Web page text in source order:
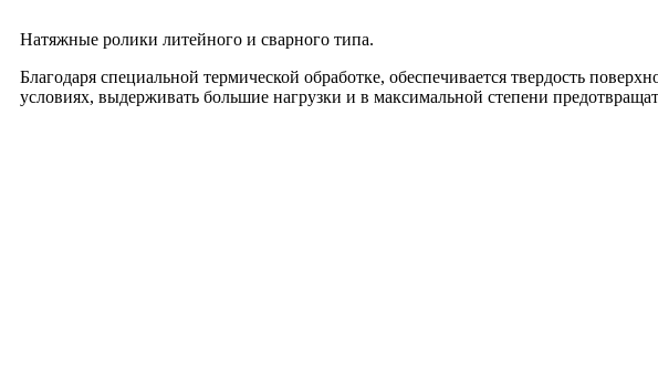
Натяжные ролики литейного и сварного типа.
Благодаря специальной термической обработке, обеспечивается твердость
условиях, выдерживать большие нагрузки и в максимальной степени